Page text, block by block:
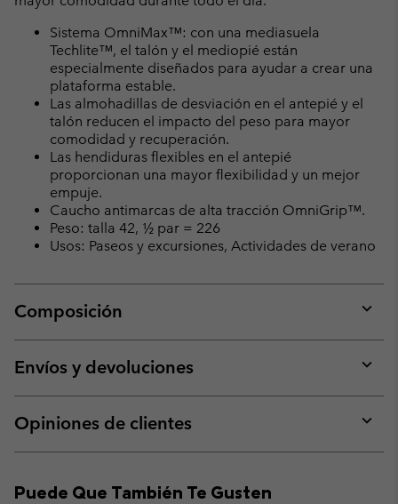
Sistema OmniMax™: con una mediasuela
Techlite™, el talón y el mediopié están
especialmente diseñados para ayudar a crear una
plataforma estable.
Las almohadillas de desviación en el antepié y el
talón reducen el impacto del peso para mayor
comodidad y recuperación.
Las hendiduras flexibles en el antepié
proporcionan una mayor flexibilidad y un mejor
empuje.
Caucho antimarcas de alta tracción OmniGrip™.
Peso: talla 42, ½ par = 226
Usos: Paseos y excursiones, Actividades de verano
Composición
or
Envíos y devoluciones
or
Opiniones de clientes
or
Puede Que También Te Gusten